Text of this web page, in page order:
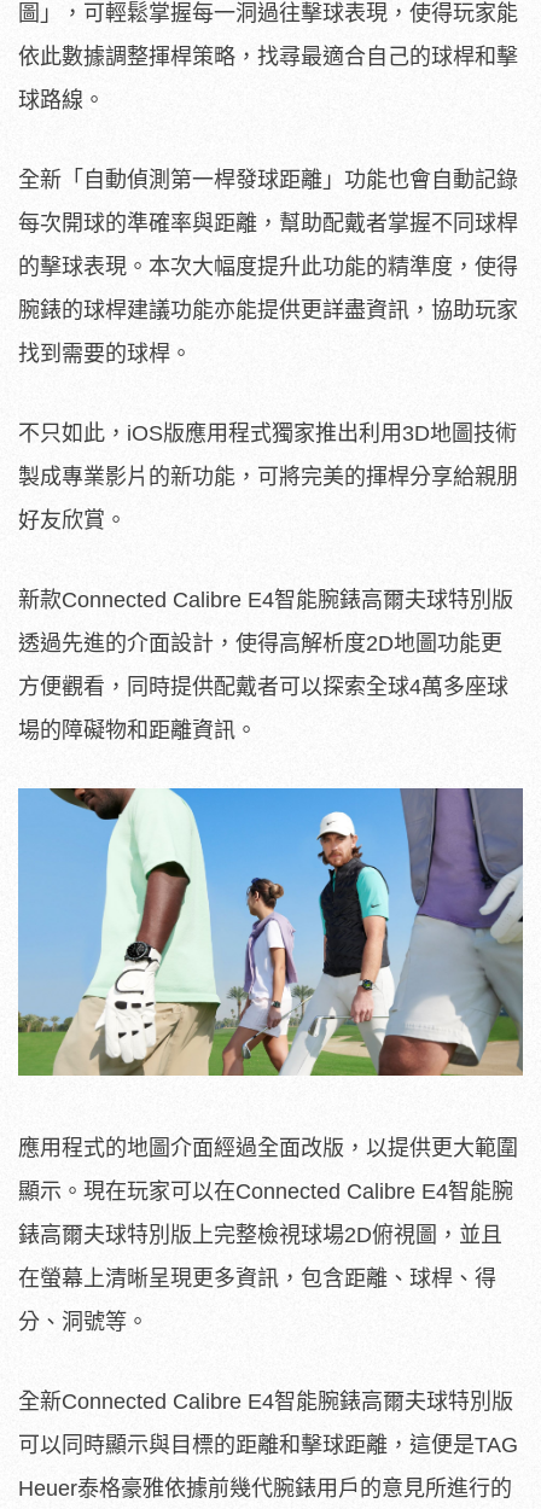
圖」，可輕鬆掌握每一洞過往擊球表現，使得玩家能
依此數據調整揮桿策略，找尋最適合自己的球桿和擊
球路線。
全新「自動偵測第一桿發球距離」功能也會自動記錄
每次開球的準確率與距離，幫助配戴者掌握不同球桿
的擊球表現。本次大幅度提升此功能的精準度，使得
腕錶的球桿建議功能亦能提供更詳盡資訊，協助玩家
找到需要的球桿。
不只如此，iOS版應用程式獨家推出利用3D地圖技術
製成專業影片的新功能，可將完美的揮桿分享給親朋
好友欣賞。
新款Connected Calibre E4智能腕錶高爾夫球特別版
透過先進的介面設計，使得高解析度2D地圖功能更
方便觀看，同時提供配戴者可以探索全球4萬多座球
場的障礙物和距離資訊。
應用程式的地圖介面經過全面改版，以提供更大範圍
顯示。現在玩家可以在Connected Calibre E4智能腕
錶高爾夫球特別版上完整檢視球場2D俯視圖，並且
在螢幕上清晰呈現更多資訊，包含距離、球桿、得
分、洞號等。
全新Connected Calibre E4智能腕錶高爾夫球特別版
可以同時顯示與目標的距離和擊球距離，這便是TAG
Heuer泰格豪雅依據前幾代腕錶用戶的意見所進行的
全新TAG HeuerConnected Calibre E4智能腕錶
家在配戴腕錶時不必另外攜帶球標，可謂時尚又
體突起的設計更方便配戴者操作。使用時只要輕